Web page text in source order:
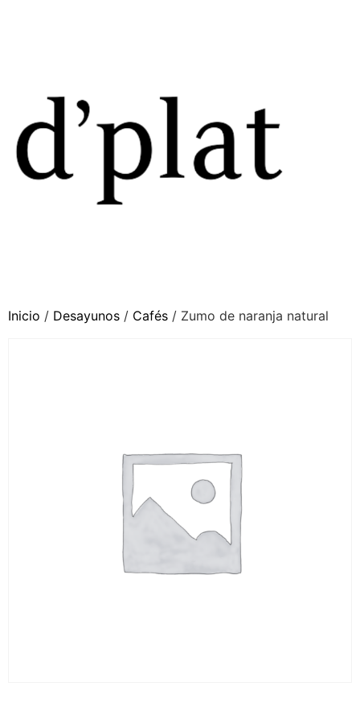
Inicio / Desayunos / Cafés / Zumo de naranja natural